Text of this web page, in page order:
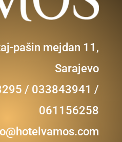
pašin mejdan 11,
Sarajevo
/ 033843941 /
061156258